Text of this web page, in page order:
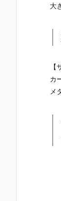
大
【
カ
メ